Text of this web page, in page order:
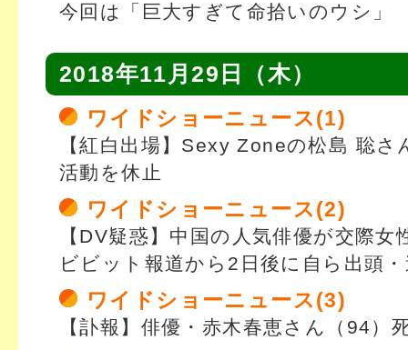
今回は「巨大すぎて命拾いのウシ」
2018年11月29日（木）
ワイドショーニュース(1)
【紅白出場】Sexy Zoneの松島 聡さ
活動を休止
ワイドショーニュース(2)
【DV疑惑】中国の人気俳優が交際女
ビビット報道から2日後に自ら出頭
ワイドショーニュース(3)
【訃報】俳優・赤木春恵さん（94）